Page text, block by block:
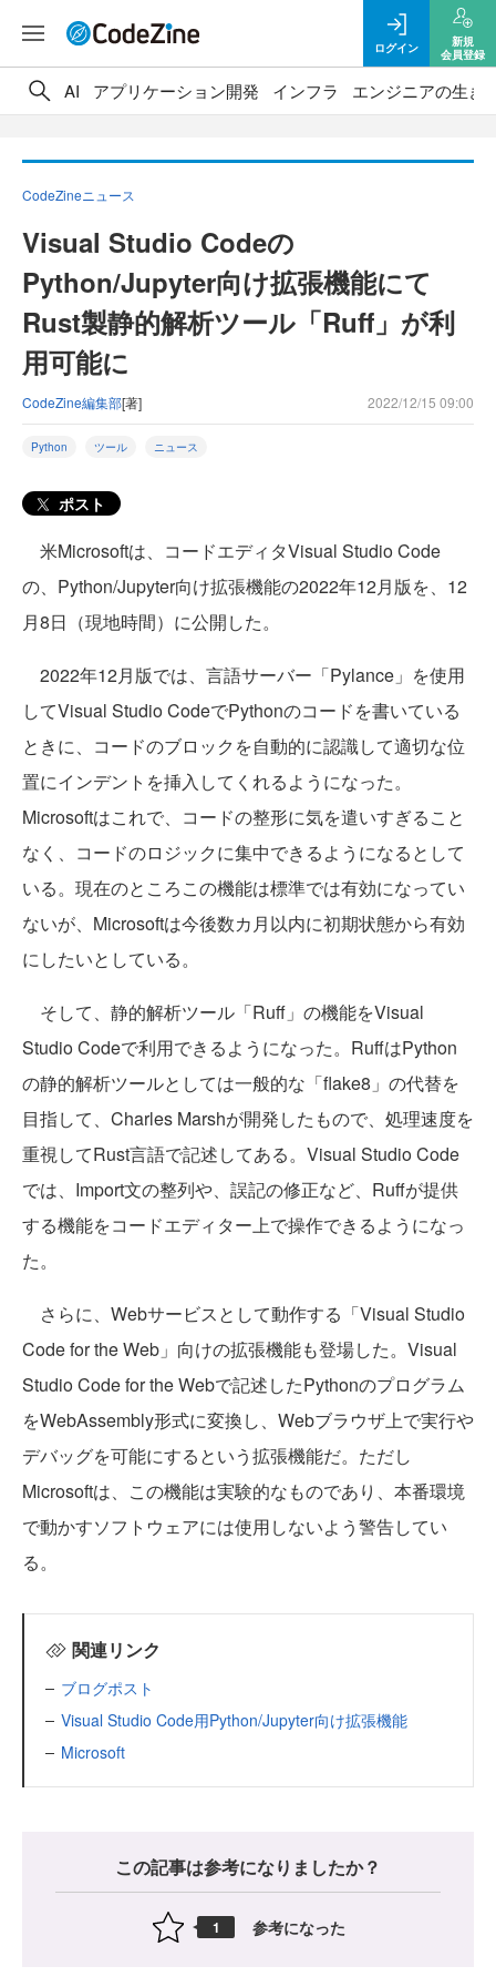
ログイン
新規
会員登録
AI アプリケーション開発 インフラ エンジニアの生き
CodeZineニュース
Visual Studio Codeの
Python/Jupyter向け拡張機能にて
Rust製静的解析ツール「Ruff」が利
用可能に
CodeZine編集部[著] 2022/12/15 09:00
Python ツール ニュース
ポスト
米Microsoftは、コードエディタVisual Studio Code
の、Python/Jupyter向け拡張機能の2022年12月版を、12
月8日（現地時間）に公開した。
2022年12月版では、言語サーバー「Pylance」を使用
してVisual Studio CodeでPythonのコードを書いている
ときに、コードのブロックを自動的に認識して適切な位
置にインデントを挿入してくれるようになった。
Microsoftはこれで、コードの整形に気を遣いすぎること
なく、コードのロジックに集中できるようになるとして
いる。現在のところこの機能は標準では有効になってい
ないが、Microsoftは今後数カ月以内に初期状態から有効
にしたいとしている。
そして、静的解析ツール「Ruff」の機能をVisual
Studio Codeで利用できるようになった。RuffはPython
の静的解析ツールとしては一般的な「flake8」の代替を
目指して、Charles Marshが開発したもので、処理速度を
重視してRust言語で記述してある。Visual Studio Code
では、Import文の整列や、誤記の修正など、Ruffが提供
する機能をコードエディター上で操作できるようになっ
た。
さらに、Webサービスとして動作する「Visual Studio
Code for the Web」向けの拡張機能も登場した。Visual
Studio Code for the Webで記述したPythonのプログラム
をWebAssembly形式に変換し、Webブラウザ上で実行や
デバッグを可能にするという拡張機能だ。ただし
Microsoftは、この機能は実験的なものであり、本番環境
で動かすソフトウェアには使用しないよう警告してい
る。
関連リンク
ブログポスト
Visual Studio Code用Python/Jupyter向け拡張機能
Microsoft
この記事は参考になりましたか？
1 参考になった